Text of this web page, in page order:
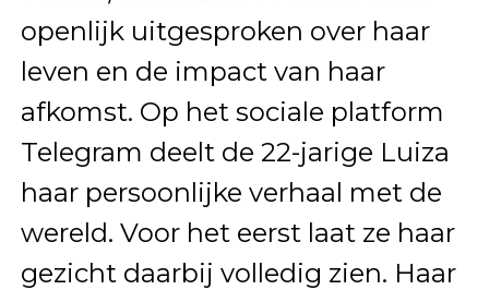
openlijk uitgesproken over haar
leven en de impact van haar
afkomst. Op het sociale platform
Telegram deelt de 22-jarige Luiza
haar persoonlijke verhaal met de
wereld. Voor het eerst laat ze haar
gezicht daarbij volledig zien. Haar